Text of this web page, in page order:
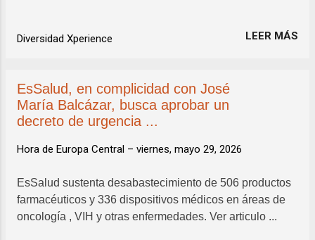
Diversidad Xperience LEER MÁS
EsSalud, en complicidad con José
María Balcázar, busca aprobar un
decreto de urgencia ...
Hora de Europa Central – viernes, mayo 29, 2026
EsSalud sustenta desabastecimiento de 506 productos
farmacéuticos y 336 dispositivos médicos en áreas de
oncología , VIH y otras enfermedades. Ver articulo ...